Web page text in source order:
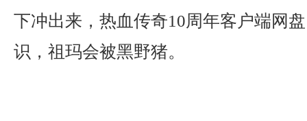
下冲出来，热血传奇10周年客户端网
识，祖玛会被黑野猪。